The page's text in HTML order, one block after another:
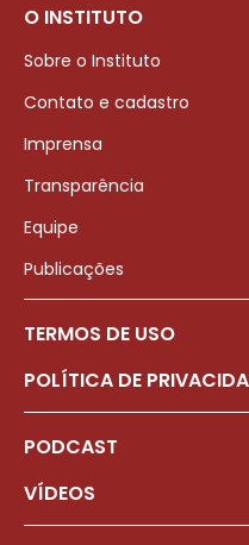
O INSTITUTO
Sobre o Instituto
Contato e cadastro
Imprensa
Transparência
Equipe
Publicações
TERMOS DE USO
POLÍTICA DE
PODCAST
VÍDEOS